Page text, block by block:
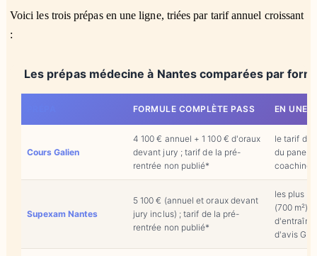
Voici les trois prépas en une ligne, triées par tarif annuel croissant
:
Les prépas médecine à Nantes comparées par
FORMULE COMPLÈTE PASS EN UNE
Cours Galien
4 100 € annuel + 1 100 € d'oraux
devant jury ; tarif de la pré-
rentrée non publié*
le tarif
du panel,
coaching
Supexam Nantes
5 100 € (annuel et oraux devant
jury inclus) ; tarif de la pré-
rentrée non publié*
les plus
(700 m²),
d'avis